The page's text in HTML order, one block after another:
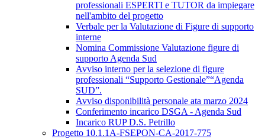
professionali ESPERTI e TUTOR da impiegare
nell'ambito del progetto
Verbale per la Valutazione di Figure di supporto
interne
Nomina Commissione Valutazione figure di
supporto Agenda Sud
Avviso interno per la selezione di figure
professionali “Supporto Gestionale”“Agenda
SUD”.
Avviso disponibilità personale ata marzo 2024
Conferimento incarico DSGA - Agenda Sud
Incarico RUP D.S. Petrillo
Progetto 10.1.1A-FSEPON-CA-2017-775